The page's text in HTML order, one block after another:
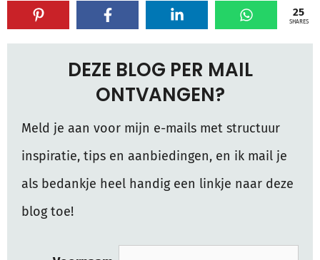
25
SHARES
DEZE BLOG PER MAIL
ONTVANGEN?
Meld je aan voor mijn e-mails met structuur
inspiratie, tips en aanbiedingen, en ik mail je
als bedankje heel handig een linkje naar deze
blog toe!